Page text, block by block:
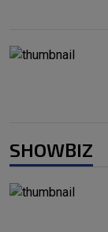
SHOWBIZ